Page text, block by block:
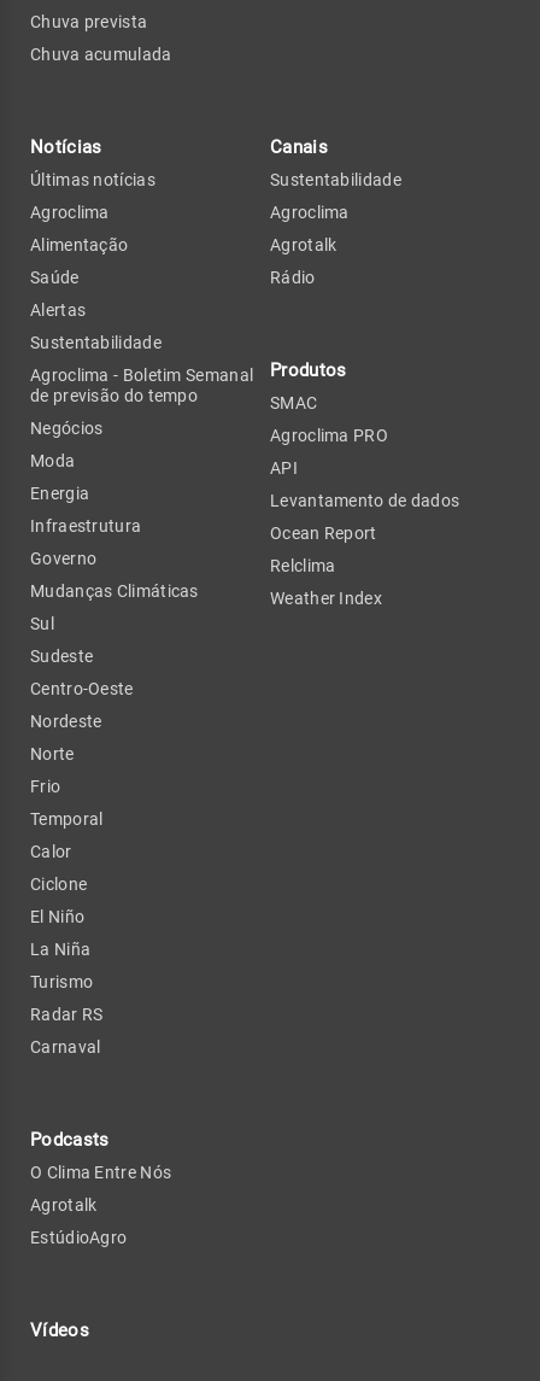
Chuva prevista
Chuva acumulada
Notícias
Últimas notícias
Agroclima
Alimentação
Saúde
Alertas
Sustentabilidade
Agroclima - Boletim Semanal
de previsão do tempo
Negócios
Moda
Energia
Infraestrutura
Governo
Mudanças Climáticas
Sul
Sudeste
Centro-Oeste
Nordeste
Norte
Frio
Temporal
Calor
Ciclone
El Niño
La Niña
Turismo
Radar RS
Carnaval
Podcasts
O Clima Entre Nós
Agrotalk
EstúdioAgro
Vídeos
Canais
Sustentabilidade
Agroclima
Agrotalk
Rádio
Produtos
SMAC
Agroclima PRO
API
Levantamento de dados
Ocean Report
Relclima
Weather Index